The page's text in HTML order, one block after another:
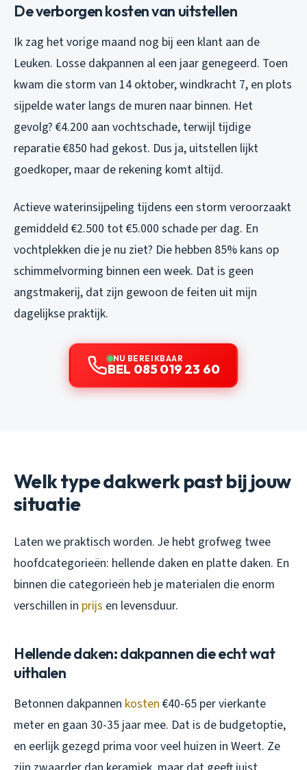
De verborgen kosten van uitstellen
Ik zag het vorige maand nog bij een klant aan de
Leuken. Losse dakpannen al een jaar genegeerd. Toen
kwam die storm van 14 oktober, windkracht 7, en plots
sijpelde water langs de muren naar binnen. Het
gevolg? €4.200 aan vochtschade, terwijl tijdige
reparatie €850 had gekost. Dus ja, uitstellen lijkt
goedkoper, maar de rekening komt altijd.
Actieve waterinsijpeling tijdens een storm veroorzaakt
gemiddeld €2.500 tot €5.000 schade per dag. En
vochtplekken die je nu ziet? Die hebben 85% kans op
schimmelvorming binnen een week. Dat is geen
angstmakerij, dat zijn gewoon de feiten uit mijn
dagelijkse praktijk.
NU BEREIKBAAR
BEL 085 019 23 60
Welk type dakwerk past bij jouw
situatie
Laten we praktisch worden. Je hebt grofweg twee
hoofdcategorieën: hellende daken en platte daken. En
binnen die categorieën heb je materialen die enorm
verschillen in prijs en levensduur.
Hellende daken: dakpannen die echt wat
uithalen
Betonnen dakpannen kosten €40-65 per vierkante
meter en gaan 30-35 jaar mee. Dat is de budgetoptie,
en eerlijk gezegd prima voor veel huizen in Weert. Ze